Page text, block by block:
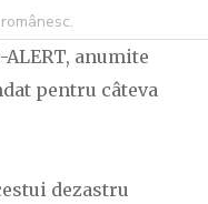
anumite
pentru câteva
dezastru